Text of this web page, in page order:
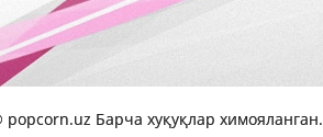
Барча хуқуқлар химояланган.